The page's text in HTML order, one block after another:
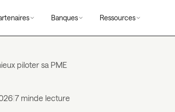
Banques Ressources
piloter sa PME
7 minde lecture